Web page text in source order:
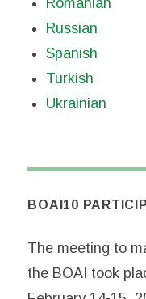
Romanian
Russian
Spanish
Turkish
Ukrainian
BOAI10
The meeting to
the BOAI took